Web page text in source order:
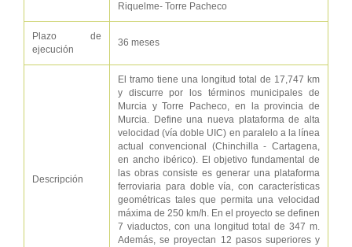
Riquelme- Torre Pacheco
Plazo de
ejecución
36 meses
Descripción
El tramo tiene una longitud total de 17,747 km
y discurre por los términos municipales de
Murcia y Torre Pacheco, en la provincia de
Murcia. Define una nueva plataforma de alta
velocidad (vía doble UIC) en paralelo a la línea
actual convencional (Chinchilla - Cartagena,
en ancho ibérico). El objetivo fundamental de
las obras consiste es generar una plataforma
ferroviaria para doble vía, con características
geométricas tales que permita una velocidad
máxima de 250 km/h. En el proyecto se definen
7 viaductos, con una longitud total de 347 m.
Además, se proyectan 12 pasos superiores y